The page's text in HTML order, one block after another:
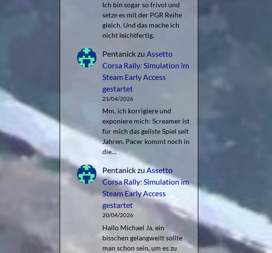
Ich bin sogar so frivol und
setze es mit der PGR Reihe
gleich. Und das mache ich
nicht leichtfertig.
Pentanickzu Assetto
Corsa Rally: Simulation im
Steam Early Access
gestartet
21/04/2026
Mm, ich korrigiere und
exponiere mich: Screamer ist
für mich das geilste Spiel seit
Jahren. Pacer kommt noch in
die…
Pentanickzu Assetto
Corsa Rally: Simulation im
Steam Early Access
gestartet
20/04/2026
Hallo Michael Ja, ein
bisschen gelangweilt sollte
man schon sein, um es zu